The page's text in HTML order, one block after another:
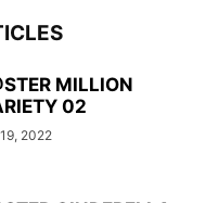
MILLION
02
2022